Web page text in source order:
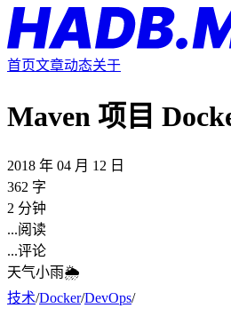
首页文章动态关于
Maven 项目
2018 年 04 月 12 日
362 字
2 分钟
...阅读
...评论
天气小雨🌦
技术/Docker/DevOps/